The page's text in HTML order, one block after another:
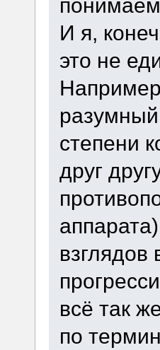
И я,
это не
разумный
степени
друг
всё так
по